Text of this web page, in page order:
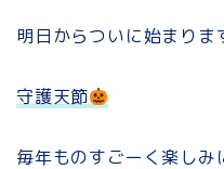
b
明日からついに始まりま
守護天節
毎年ものすごーく楽しみ